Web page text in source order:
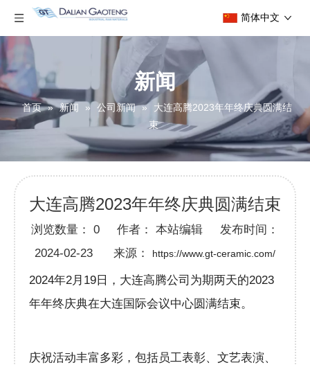
简体中文
新闻
首页 » 新闻 » 公司新闻 » 大连高腾2023年年终庆典圆满结
束
大连高腾2023年年终庆典圆满结束
浏览数量： 0 作者： 本站编辑 发布时间：
2024-02-23 来源：
https://www.gt-ceramic.com/
2024年2月19日，大连高腾公司为期两天的2023
年年终庆典在大连国际会议中心圆满结束。
庆祝活动丰富多彩，包括员工表彰、文艺表演、